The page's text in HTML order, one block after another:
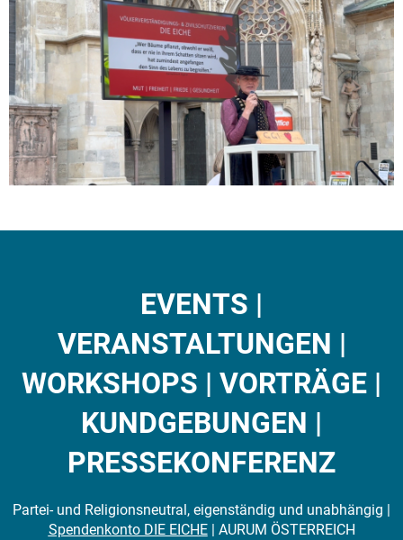
EVENTS |
VERANSTALTUNGEN |
WORKSHOPS | VORTRÄGE |
KUNDGEBUNGEN |
PRESSEKONFERENZ
Partei- und Religionsneutral, eigenständig und unabhängig |
Spendenkonto DIE EICHE| AURUM ÖSTERREICH